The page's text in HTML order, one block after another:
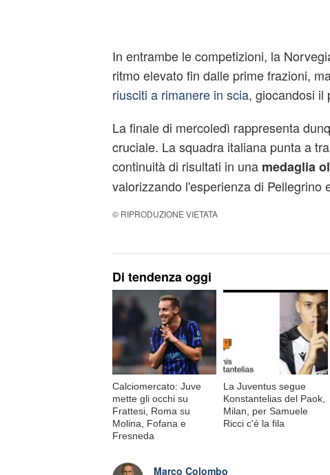
In entrambe le competizioni, la
ritmo elevato fin dalle prime frazioni,
riusciti a rimanere in scia, giocandosi il
La finale di mercoledì rappresenta
cruciale. La squadra italiana punta a
continuità di risultati in una medaglia
valorizzando l'esperienza di Pellegrino
© RIPRODUZIONE VIETATA
Di tendenza oggi
Calciomercato: Juve
mette gli occhi su
Frattesi, Roma su
Molina, Fofana e
Fresneda
La Juventus segue
Konstantelias del Paok,
Milan, per Samuele
Ricci c'é la fila
Marco Colombo